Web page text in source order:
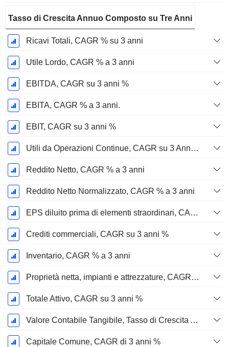
Tasso di Crescita Annuo Composto su Tre Anni
Ricavi Totali, CAGR % su 3 anni
Utile Lordo, CAGR % a 3 anni
EBITDA, CAGR su 3 anni %
EBITA, CAGR % a 3 anni.
EBIT, CAGR su 3 anni %
Utili da Operazioni Continue, CAGR su 3 Anni %
Reddito Netto, CAGR % a 3 anni
Reddito Netto Normalizzato, CAGR % a 3 anni
EPS diluito prima di elementi straordinari, CAGR su 3 anni %
Crediti commerciali, CAGR su 3 anni %
Inventario, CAGR % a 3 anni
Proprietà netta, impianti e attrezzature, CAGR su 3 anni %
Totale Attivo, CAGR su 3 anni %
Valore Contabile Tangibile, Tasso di Crescita Annuo Composto su 3 anni %
Capitale Comune, CAGR di 3 anni %